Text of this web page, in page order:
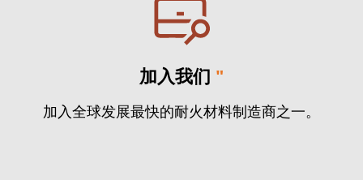
加入我们 "
加入全球发展最快的耐火材料制造商之一。